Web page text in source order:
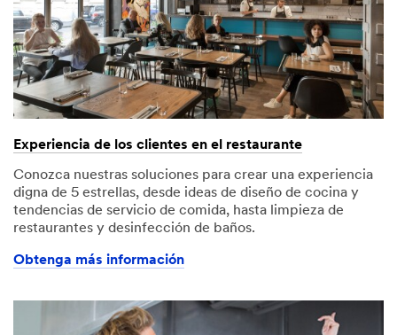
Experiencia de los clientes en el restaurante
Conozca nuestras soluciones para crear una experiencia
digna de 5 estrellas, desde ideas de diseño de cocina y
tendencias de servicio de comida, hasta limpieza de
restaurantes y desinfección de baños.
Obtenga más información